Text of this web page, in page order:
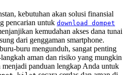
kebutuhan akan solusi finansial
pencarian untuk download dompet
kemudahan akses dana tunai
dari genggaman smartphone.
buru mengunduh, sangat penting
aman dan risiko yang mungkin
panduan lengkap Anda untuk